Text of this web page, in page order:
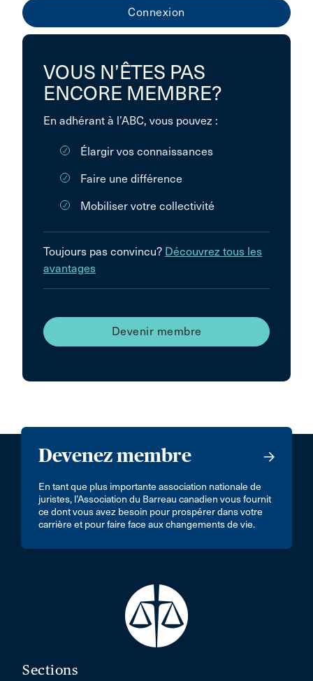
VOUS N’ÊTES PAS
ENCORE MEMBRE?
En adhérant à l’ABC, vous pouvez :
Élargir vos connaissances
Faire une différence
Mobiliser votre collectivité
Toujours pas convincu? Découvrez tous les
avantages
Devenir membre
Devenez membre
En tant que plus importante association nationale de
juristes, l’Association du Barreau canadien vous fournit
ce dont vous avez besoin pour prospérer dans votre
carrière et pour faire face aux changements de vie.
Sections